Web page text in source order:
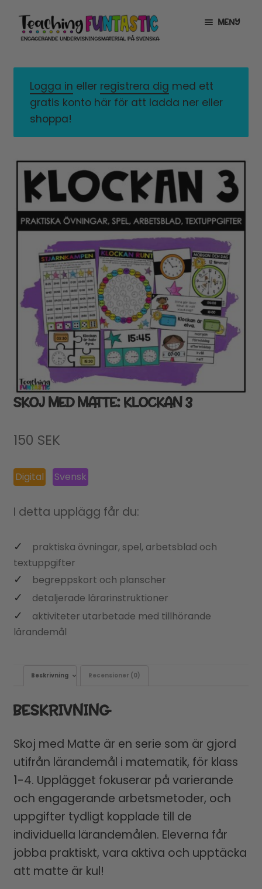
Hoppa
till
navigering
Gå
till
innehåll
MENY
MITT KONTO
GRATISMATERIAL
LICENSER
EXPANDERA
UNDERMENY
TYPSNITT
Logga in eller registrera dig med ett
gratis konto här för att ladda ner eller
shoppa!
SKOJ MED MATTE: KLOCKAN 3
150 SEK
Digital Svensk
I detta upplägg får du:
praktiska övningar, spel, arbetsblad och
textuppgifter
begreppskort och planscher
detaljerade lärarinstruktioner
aktiviteter utarbetade med tillhörande
lärandemål
Beskrivning Recensioner (0)
BESKRIVNING
Skoj med Matte är en serie som är gjord
utifrån lärandemål i matematik, för klass
1-4. Upplägget fokuserar på varierande
och engagerande arbetsmetoder, och
uppgifter tydligt kopplade till de
individuella lärandemålen. Eleverna får
jobba praktiskt, vara aktiva och upptäcka
att matte är kul!